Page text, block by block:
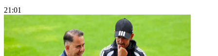
21:01